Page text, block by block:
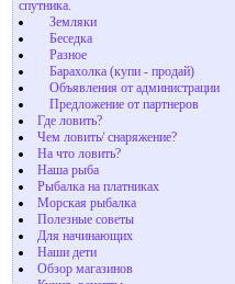
спутника.
Земляки
Беседка
Разное
Барахолка (купи - продай)
Объявления от администрации
Предложение от партнеров
Где ловить?
Чем ловить/ снаряжение?
На что ловить?
Наша рыба
Рыбалка на платниках
Морская рыбалка
Полезные советы
Для начинающих
Наши дети
Обзор магазинов